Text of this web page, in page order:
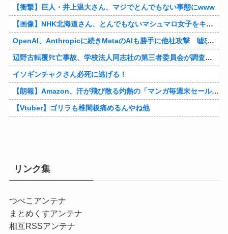
【衝撃】巨人・井上温大さん、マジでとんでもない事態にwww
【画像】NHK北海道さん、とんでもないマシュマロ女子をキャスターに起用してしまうwwwwwwww
OpenAI、Anthropicに続きMetaのAIも勝手に他社攻撃 嘘ξけど何これ流行ってんの？
辺野古転覆ﾀﾋ亡事故、学校法人同志社の第三者委員会が調査報告書を公表 … 安全配慮義務違反や安全管理に関する検証を妨げた組織風土の存在を指摘
イソギンチャクさん必死に逃げる！
【朗報】Amazon、汗が飛び散る灼熱の「マンガ毎週末セール（50%還元）」を開催！他
【Vtuber】ゴリラも椎間板痛めるんやね他
リンク集
つべこアンテナ
まとめくすアンテナ
相互RSSアンテナ